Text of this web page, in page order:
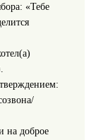
«Тебе
на доброе